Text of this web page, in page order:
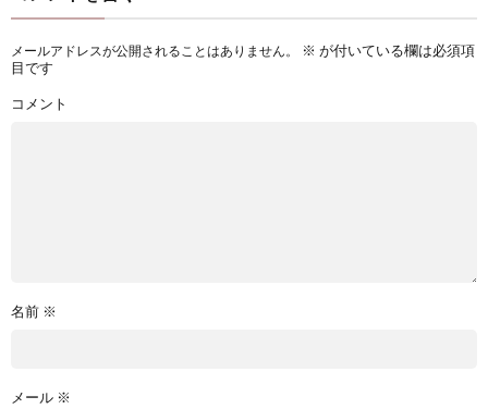
メールアドレスが公開されることはありません。 ※ が付いている欄は必須項
目です
コメント
名前 ※
メール ※